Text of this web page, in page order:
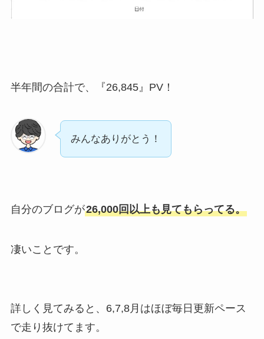
半年間の合計で、 『26,845』PV！
みんなありがとう！
自分のブログが26,000回以上も見てもらってる。
凄いことです。
詳しく見てみると、 6,7,8月はほぼ毎日更新ペース
で走り抜けてます。